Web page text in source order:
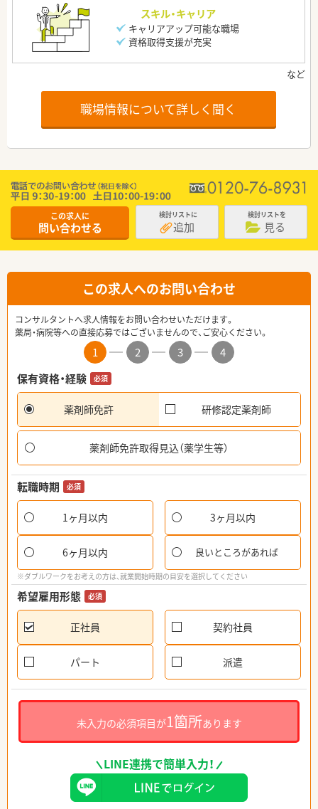
スキル・キャリア
キャリアアップ可能な職場
資格取得支援が充実
職場情報について詳しく聞く
この求人に
問い合わせる
検討リストに
追加
検討リストを
見る
この求人へのお問い合わせ
コンサルタントへ求人情報をお問い合わせいただけます。
薬局・病院等への直接応募ではございませんので、ご安心ください。
1 2 3
4
保有資格・経験
必須
薬剤師免許 研修認定薬剤師
薬剤師免許取得見込（薬学生等）
転職時期 必須
1ヶ月以内 3ヶ月以内
6ヶ月以内 良いところがあれば
※ダブルワークをお考えの方は、就業開始時期の目安を選択してください
希望雇用形態 必須
正社員 契約社員
パート 派遣
未入力の必須項目が1箇所あります
LINE連携で簡単入力！